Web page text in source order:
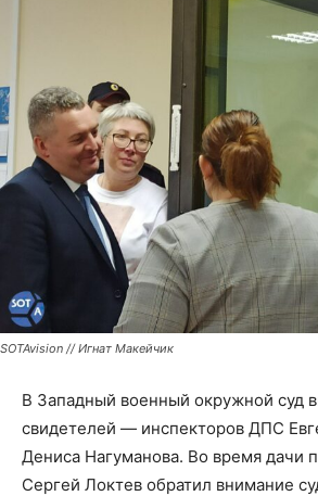
SOTAvision // Игнат Макейчик
В Западный военный окружной суд
свидетелей — инспекторов ДПС
Дениса Нагуманова. Во время дачи
Сергей Локтев обратил внимание